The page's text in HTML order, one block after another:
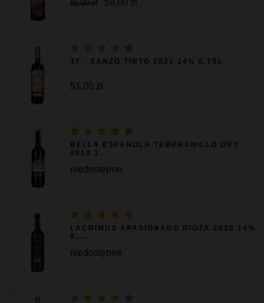
85,00 zł 59,00 zł
3T - SANZO TINTO 2021 14% 0,75L
51,00 zł
BELLA ESPANOLA TEMPRANILLO DRY
2018 1...
niedostępne
LACRIMUS APASIONADO RIOJA 2020 14%
0,...
niedostępne